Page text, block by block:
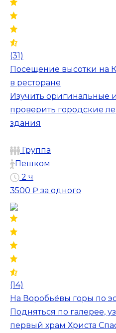
(31)
Посещение высотки на
в ресторане
Изучить оригинальные
проверить городские
здания
Группа
Пешком
2 ч
3500 ₽ за одного
(14)
На Воробьёвы горы по
Подняться по галерее,
первый храм Христа